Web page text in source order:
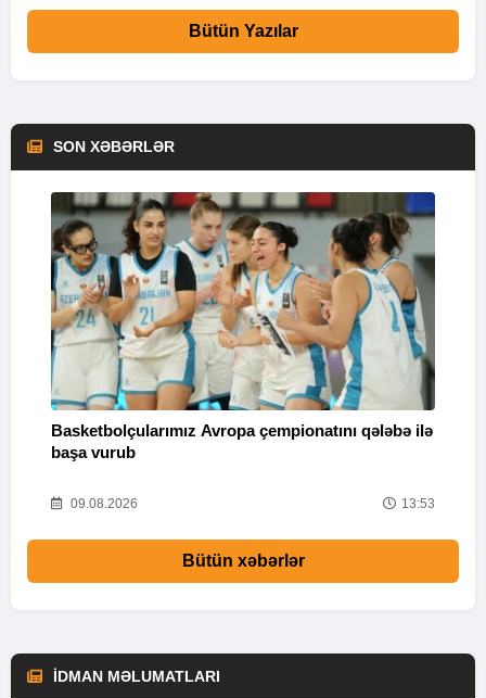
Bütün Yazılar
SON XƏBƏRLƏR
Basketbolçularımız Avropa çempionatını qələbə ilə
başa vurub
09.08.2026 13:53
Bütün xəbərlər
İDMAN MƏLUMATLARI